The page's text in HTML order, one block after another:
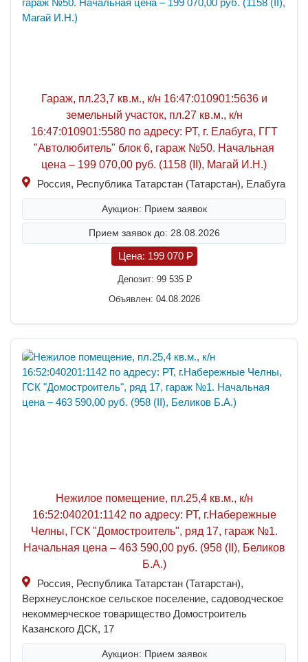
Гараж, пл.23,7 кв.м., к/н 16:47:010901:5636 и
земельный участок, пл.27 кв.м., к/н
16:47:010901:5580 по адресу: РТ, г. Елабуга, ГГТ
"Автолюбитель" блок 6, гараж №50. Начальная
цена – 199 070,00 руб. (1158 (II), Магай И.Н.)
Россия, Республика Татарстан (Татарстан), Елабуга
Аукцион: Прием заявок
Прием заявок до: 28.08.2026
Цена: 199 070 P
Депозит: 99 535P
Объявлен: 04.08.2026
Нежилое помещение, пл.25,4 кв.м., к/н
16:52:040201:1142 по адресу: РТ, г.Набережные
Челны, ГСК "Домостроитель", ряд 17, гараж №1.
Начальная цена – 463 590,00 руб. (958 (II), Беликов
Б.А.)
Россия, Республика Татарстан (Татарстан),
Верхнеуслонское сельское поселение, садоводческое
некоммерческое товарищество Домостроитель
Казанского ДСК, 17
Аукцион: Прием заявок